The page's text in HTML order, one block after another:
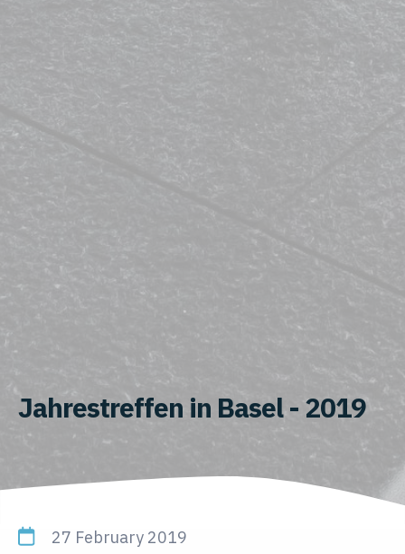
Jahrestreffen in Basel - 2019
27 February 2019